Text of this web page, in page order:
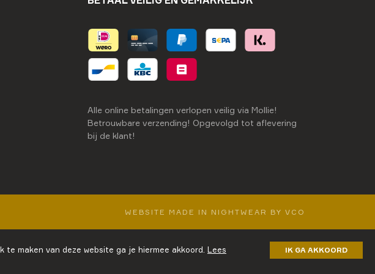
Alle online betalingen verlopen veilig via Mollie!
Betrouwbare verzending! Opgevolgd tot aflevering
bij de klant!
WEBSITE MADE IN NIGHTWEAR BY VCO
maken van deze website ga je hiermee akkoord. Lees